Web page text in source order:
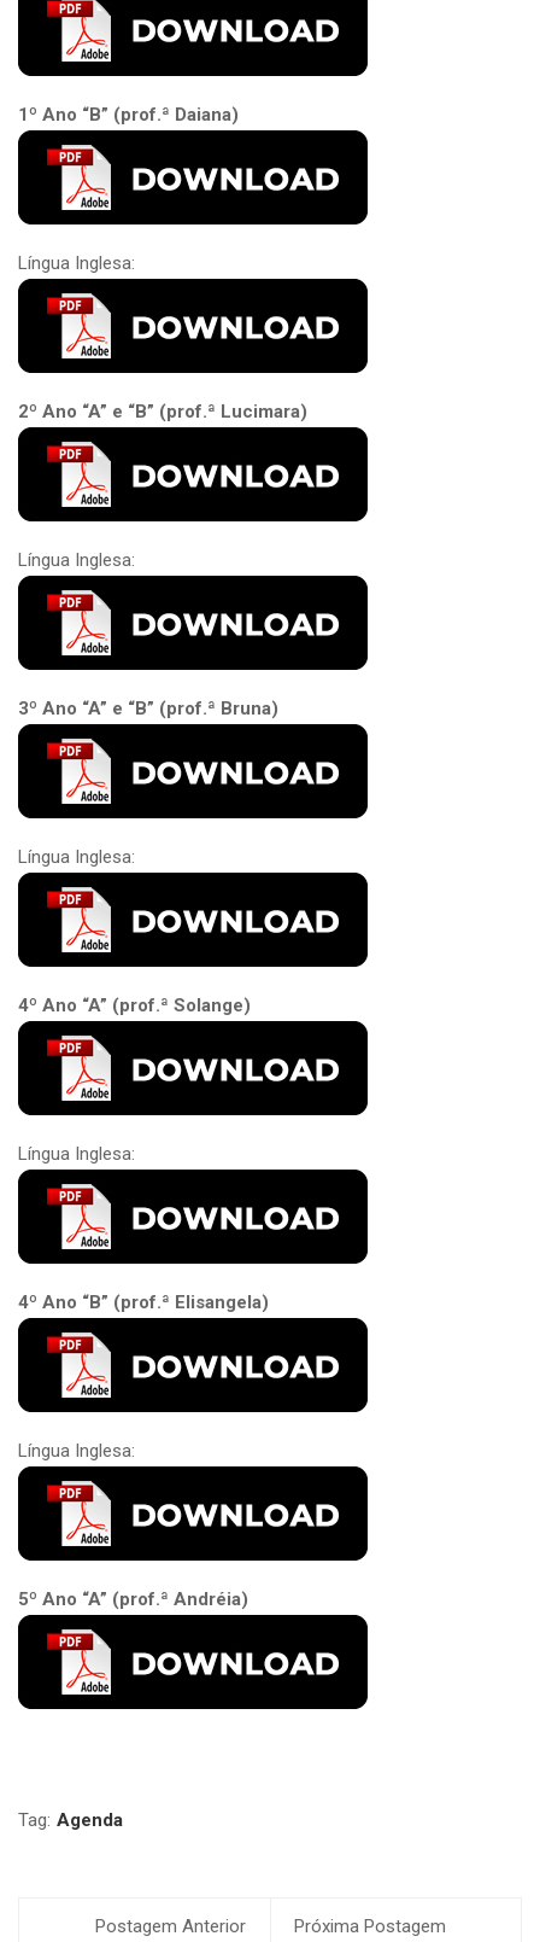
1º Ano “B” (prof.ª Daiana)
Língua Inglesa:
2º Ano “A” e “B” (prof.ª Lucimara)
Língua Inglesa:
3º Ano “A” e “B” (prof.ª Bruna)
Língua Inglesa:
4º Ano “A” (prof.ª Solange)
Língua Inglesa:
4º Ano “B” (prof.ª Elisangela)
Língua Inglesa:
5º Ano “A” (prof.ª Andréia)
Tag: Agenda
Postagem Anterior Próxima Postagem